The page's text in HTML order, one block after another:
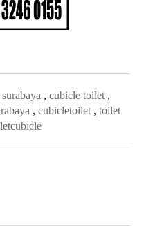
, cubicle toilet ,
, cubicletoilet , toilet